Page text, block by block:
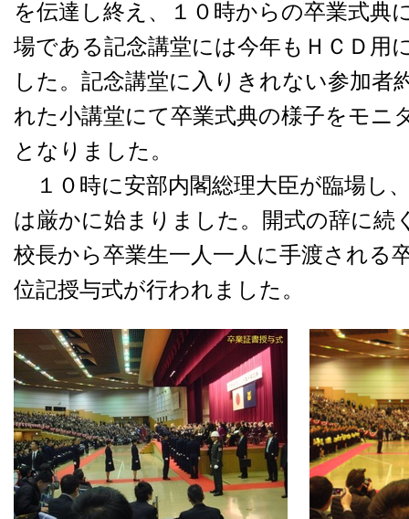
を伝達し終え、１０時からの卒業式典
場である記念講堂には今年もＨＣＤ用
した。記念講堂に入りきれない参加者
れた小講堂にて卒業式典の様子をモニ
となりました。
１０時に安部内閣総理大臣が臨場し
は厳かに始まりました。開式の辞に続
校長から卒業生一人一人に手渡される
位記授与式が行われました。